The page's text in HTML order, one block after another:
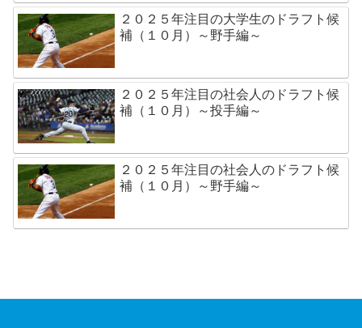
２０２５年注目の大学生のドラフト候
補（１０月）～野手編～
２０２５年注目の社会人のドラフト候
補（１０月）～投手編～
２０２５年注目の社会人のドラフト候
補（１０月）～野手編～